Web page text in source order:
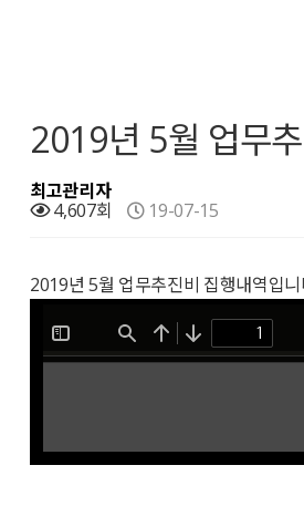
2019년 5월 업무
최고관리자
4,607회
19-07-15
2019년 5월 업무추진비 집행내역입니